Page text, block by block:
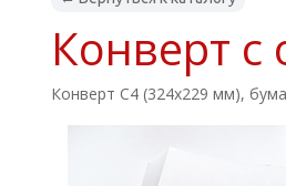
Конверт
Конверт С4 (324х229 мм),